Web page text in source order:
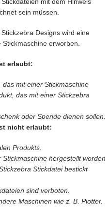
sein müssen.
Designs wird eine
erworben.
erlaubt:
mit einer Stickmaschine
das mit einer Stickzebra
oder Spende dienen sollen.
nicht erlaubt:
Produkts.
hergestellt worden
Stickdatei bestickt
sind verboten.
Maschinen wie z. B. Plotter.